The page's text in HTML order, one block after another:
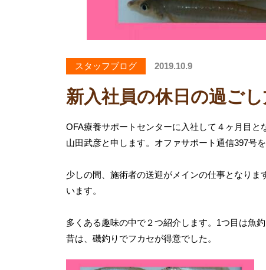
スタッフブログ 2019.10.9
新入社員の休日の過ご
OFA療養サポートセンターに入社して４ヶ月目と
山田武彦と申します。オファサポート通信397号
少しの間、施術者の送迎がメインの仕事となり
います。
多くある趣味の中で２つ紹介します。1つ目は魚釣
昔は、磯釣りでフカセが得意でした。